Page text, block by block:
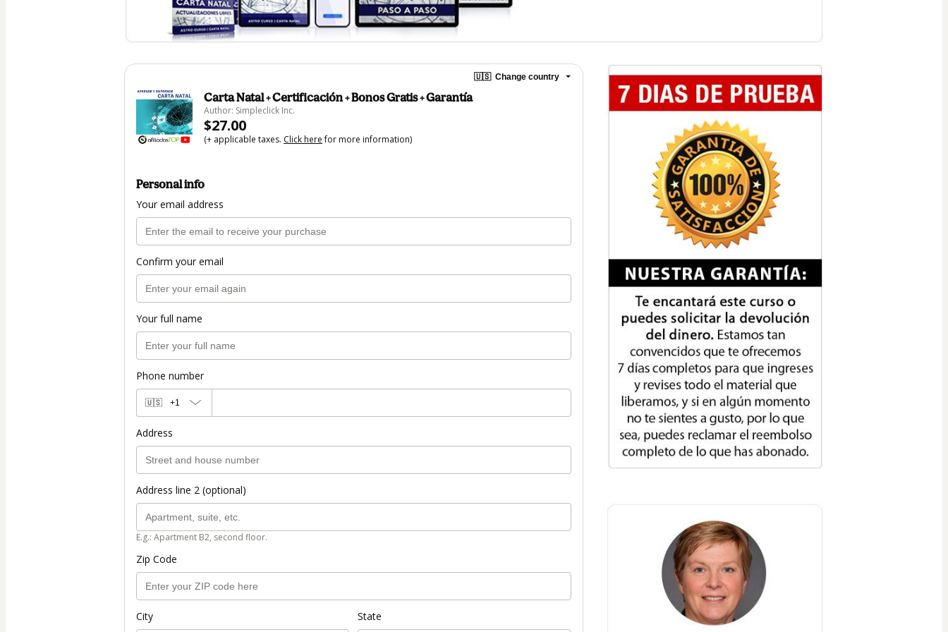
🇺🇸 Change country
Carta Natal + Certificación + Bonos Gratis + Garantía
Author: Simpleclick Inc.
$27.00
(+ applicable taxes. Click herefor more information)
Personal info
Your email address
Confirm your email
Your full name
Phone number
🇺🇸 +1
Address
Address line 2 (optional)
E.g.: Apartment B2, second floor.
Zip Code
City State